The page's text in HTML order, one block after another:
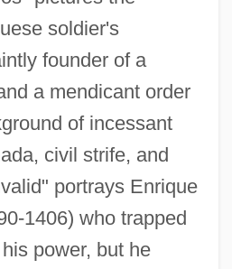
soldier's
founder of a
a mendicant order
of incessant
civil strife, and
portrays Enrique
1406) who trapped
power, but he